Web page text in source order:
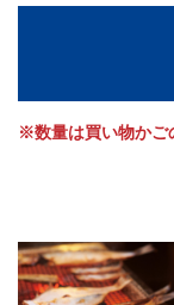
※数量は買い物かご